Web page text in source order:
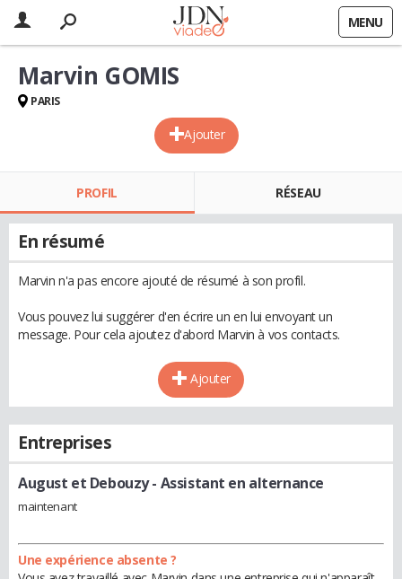
MENU
Ajouter
Marvin GOMIS
PARIS
PROFIL RÉSEAU
En résumé
Marvin n'a pas encore ajouté de résumé à son profil.
Vous pouvez lui suggérer d'en écrire un en lui envoyant un
message. Pour cela ajoutez d'abord Marvin à vos contacts.
Ajouter
Entreprises
August et Debouzy- Assistant en alternance
maintenant
Une expérience absente ?